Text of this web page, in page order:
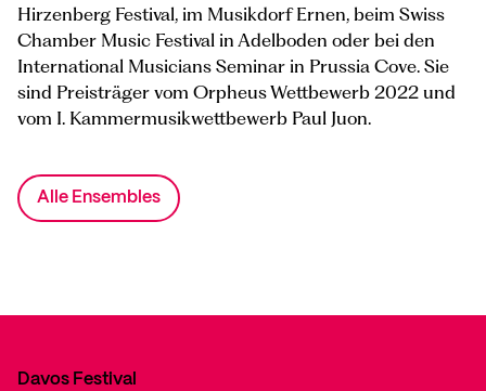
Hirzenberg Festival, im Musikdorf Ernen, beim Swiss
Chamber Music Festival in Adelboden oder bei den
International Musicians Seminar in Prussia Cove. Sie
sind Preisträger vom Orpheus Wettbewerb 2022 und
vom I. Kammermusikwettbewerb Paul Juon.
Alle Ensembles
Davos Festival